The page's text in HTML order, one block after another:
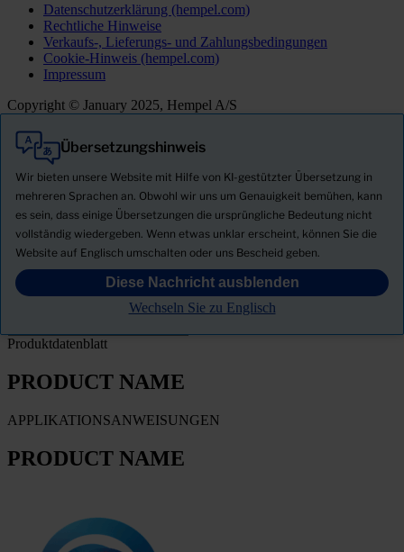
Datenschutzerklärung (hempel.com)
Rechtliche Hinweise
Verkaufs-, Lieferungs- und Zahlungsbedingungen
Cookie-Hinweis (hempel.com)
Impressum
Copyright © January 2025, Hempel A/S
Übersetzungshinweis
Wir bieten unsere Website mit Hilfe von KI-gestützter Übersetzung in
mehreren Sprachen an. Obwohl wir uns um Genauigkeit bemühen, kann
es sein, dass einige Übersetzungen die ursprüngliche Bedeutung nicht
vollständig wiedergeben. Wenn etwas unklar erscheint, können Sie die
Website auf Englisch umschalten oder uns Bescheid geben.
Diese Nachricht ausblenden
Wechseln Sie zu Englisch
Alle
Produkte
Sicherheitsdatenblatt herunterladen
PRODUCT NAME
FILTER
Produktdatenblatt
PRODUCT NAME
APPLIKATIONSANWEISUNGEN
PRODUCT NAME